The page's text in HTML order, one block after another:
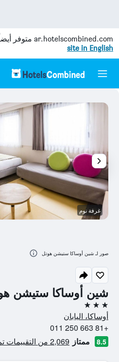
ar.hotelscombined.com متوفر
site in English
شين أوساكا ستيشن
3 نجوم
أوساكا، اليابان
+81 663 250 011
8.5 ممتاز 2,069 من التقييمات تم التحقق منها
غرفة نوم
صور لـ شين أوساكا ستيشن هوتل